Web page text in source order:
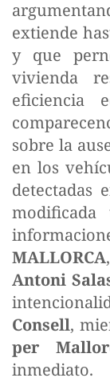
extiende
y que
vivienda
eficiencia
sobre la
en los
detectadas
MALLORCA
Antoni
Consell,
per
inmediato.